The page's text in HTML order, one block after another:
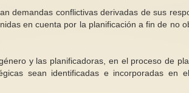
demandas conflictivas derivadas de sus
en cuenta por la planificación a fin de no
y las planificadoras, en el proceso de
sean identificadas e incorporadas en